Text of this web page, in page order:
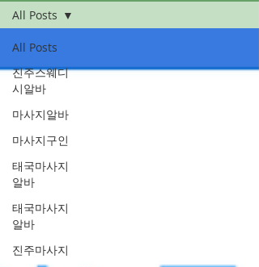
All Posts
진주스웨디
시알바
마사지알바
마사지구인
태국마사지
알바
태국마사지
알바
진주마사지
All Posts